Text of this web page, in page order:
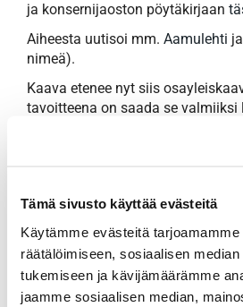
Tämä sivusto käyttää evästeitä
Käytämme evästeitä
räätälöimiseen, sosiaalisen
tukemiseen ja kävijämäärämme
jaamme sosiaalisen median,
ja konsernijaoston pöytäkirjaan
Aiheesta uutisoi mm. Aamulehti ja
nimeä).
Kaava etenee nyt siis
tavoitteena on saada se valmiiksi
mennessä, yhtä aikaa Ruotulan
Tammer-Golfin esitys on
vaihteessa 2023/2024.
Lisätietoja:
Markku Ignatius
toiminnanjohtaja